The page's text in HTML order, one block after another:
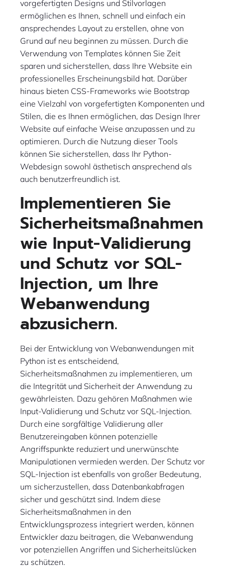
vorgefertigten Designs und Stilvorlagen
ermöglichen es Ihnen, schnell und einfach ein
ansprechendes Layout zu erstellen, ohne von
Grund auf neu beginnen zu müssen. Durch die
Verwendung von Templates können Sie Zeit
sparen und sicherstellen, dass Ihre Website ein
professionelles Erscheinungsbild hat. Darüber
hinaus bieten CSS-Frameworks wie Bootstrap
eine Vielzahl von vorgefertigten Komponenten und
Stilen, die es Ihnen ermöglichen, das Design Ihrer
Website auf einfache Weise anzupassen und zu
optimieren. Durch die Nutzung dieser Tools
können Sie sicherstellen, dass Ihr Python-
Webdesign sowohl ästhetisch ansprechend als
auch benutzerfreundlich ist.
Implementieren Sie
Sicherheitsmaßnahmen
wie Input-Validierung
und Schutz vor SQL-
Injection, um Ihre
Webanwendung
abzusichern.
Bei der Entwicklung von Webanwendungen mit
Python ist es entscheidend,
Sicherheitsmaßnahmen zu implementieren, um
die Integrität und Sicherheit der Anwendung zu
gewährleisten. Dazu gehören Maßnahmen wie
Input-Validierung und Schutz vor SQL-Injection.
Durch eine sorgfältige Validierung aller
Benutzereingaben können potenzielle
Angriffspunkte reduziert und unerwünschte
Manipulationen vermieden werden. Der Schutz vor
SQL-Injection ist ebenfalls von großer Bedeutung,
um sicherzustellen, dass Datenbankabfragen
sicher und geschützt sind. Indem diese
Sicherheitsmaßnahmen in den
Entwicklungsprozess integriert werden, können
Entwickler dazu beitragen, die Webanwendung
vor potenziellen Angriffen und Sicherheitslücken
zu schützen.